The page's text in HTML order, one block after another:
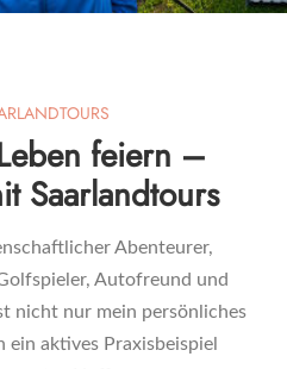
feiern –
Saarlandtours
Abenteurer,
Autofreund und
nicht nur mein persönliches
ein aktives Praxisbeispiel